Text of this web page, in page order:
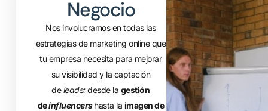
Negocio
Nos involucramos en todas las
estrategias de marketing online que
tu empresa necesita para mejorar
su visibilidad y la captación
deleads:desde la gestión
deinfluencershasta la imagen de